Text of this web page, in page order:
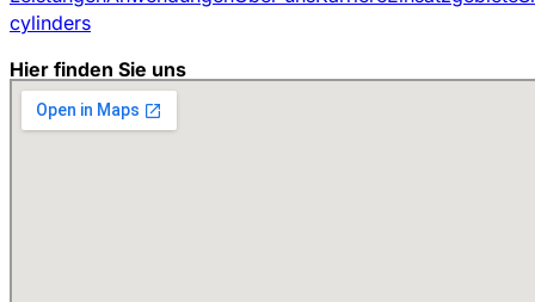
cylinders
Hier finden Sie uns